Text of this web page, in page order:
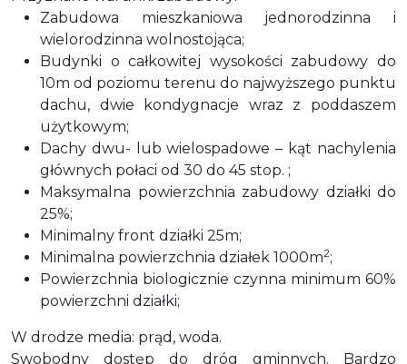
Zabudowa mieszkaniowa jednorodzinna i
wielorodzinna wolnostojąca;
Budynki o całkowitej wysokości zabudowy do
10m od poziomu terenu do najwyższego punktu
dachu, dwie kondygnacje wraz z poddaszem
użytkowym;
Dachy dwu- lub wielospadowe – kąt nachylenia
głównych połaci od 30 do 45 stop. ;
Maksymalna powierzchnia zabudowy działki do
25%;
Minimalny front działki 25m;
Minimalna powierzchnia działek 1000m2;
Powierzchnia biologicznie czynna minimum 60%
powierzchni działki;
W drodze media: prąd, woda.
Swobodny dostęp do dróg gminnych. Bardzo